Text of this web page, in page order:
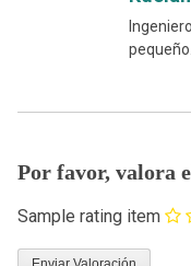
Por favor, valora
Sample rating item